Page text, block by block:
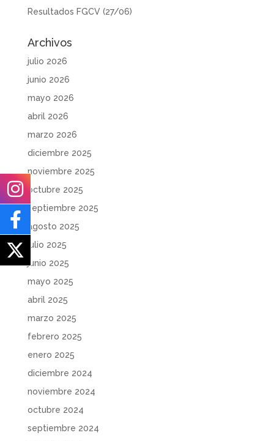
Resultados FGCV (27/06)
Archivos
julio 2026
junio 2026
mayo 2026
abril 2026
marzo 2026
diciembre 2025
noviembre 2025
octubre 2025
septiembre 2025
agosto 2025
julio 2025
junio 2025
mayo 2025
abril 2025
marzo 2025
febrero 2025
enero 2025
diciembre 2024
noviembre 2024
octubre 2024
septiembre 2024